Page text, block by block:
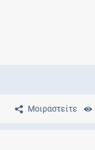
Μοιραστείτε